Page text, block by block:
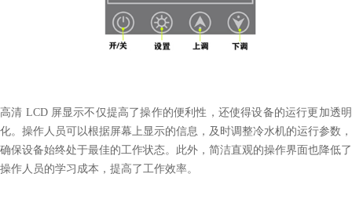
高清 LCD 屏显示不仅提高了操作的便利性，还使得设备的运行更加透明
化。操作人员可以根据屏幕上显示的信息，及时调整冷水机的运行参数，
确保设备始终处于最佳的工作状态。此外，简洁直观的操作界面也降低了
操作人员的学习成本，提高了工作效率。